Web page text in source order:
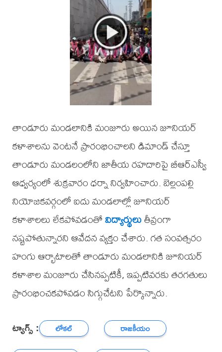
తాండూరు మండలానికి మంజూరు అయిన జూనియర్
కళాశాలను వెంటనే ప్రారంభించాలని డిమాండ్ చేస్తూ
తాండూరు మండలంలోని జాతీయ రహదారిపై బీఆర్ఎస్వీ
ఆధ్వర్యంలో శుక్రవారం ధర్నా నిర్వహించారు. బెల్లంపల్లి
నియోజకవర్గంలో ఐదు మండలాల్లో జూనియర్
కళాశాలలు లేకపోవడంతోవిద్యార్థులుతీవ్రంగా
నష్టపోతున్నారని ఆవేదన వ్యక్తం చేశారు. గత సంవత్సరం
హంగు ఆర్భాటాలతో తాండూరు మండలానికి జూనియర్
కళాశాల మంజూరు చేసినప్పటికీ, ఇప్పటివరకు తరగతులు
ప్రారంభించకపోవడం సిగ్గుచేటని పేర్కొన్నారు.
ట్యాగ్స్ : లోకల్
రాజకీయం